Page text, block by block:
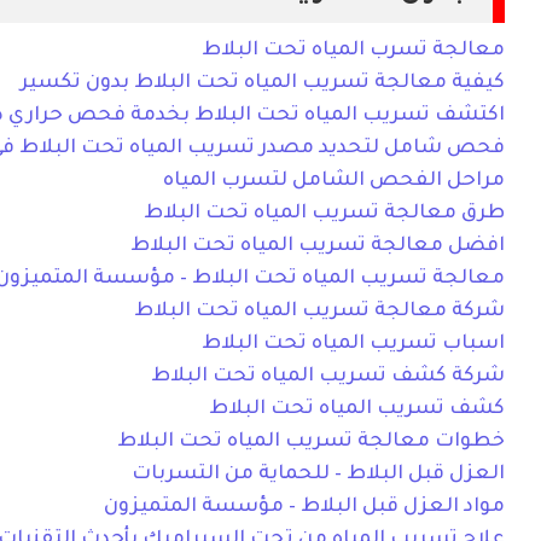
معالجة تسرب المياه تحت البلاط
كيفية معالجة تسريب المياه تحت البلاط بدون تكسير
اكتشف تسريب المياه تحت البلاط بخدمة فحص حراري
فحص شامل لتحديد مصدر تسريب المياه تحت البلاط
مراحل الفحص الشامل لتسرب المياه
طرق معالجة تسريب المياه تحت البلاط
افضل معالجة تسريب المياه تحت البلاط
معالجة تسريب المياه تحت البلاط – مؤسسة
شركة معالجة تسريب المياه تحت البلاط
اسباب تسريب المياه تحت البلاط
شركة كشف تسريب المياه تحت البلاط
كشف تسريب المياه تحت البلاط
خطوات معالجة تسريب المياه تحت البلاط
العزل قبل البلاط – للحماية من التسربات
مواد العزل قبل البلاط – مؤسسة المتميزون